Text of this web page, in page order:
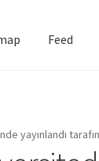
Feed
yayınlandı